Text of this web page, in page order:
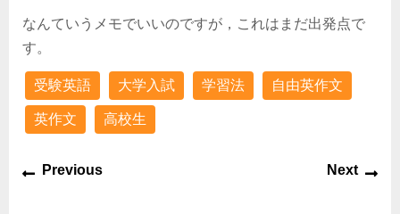
なんていうメモでいいのですが，これはまだ出発点で
す。
受験英語 大学入試 学習法 自由英作文
英作文 高校生
Previous Next